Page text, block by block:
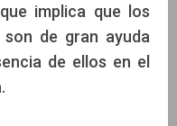
implica que los
de gran ayuda
de ellos en el